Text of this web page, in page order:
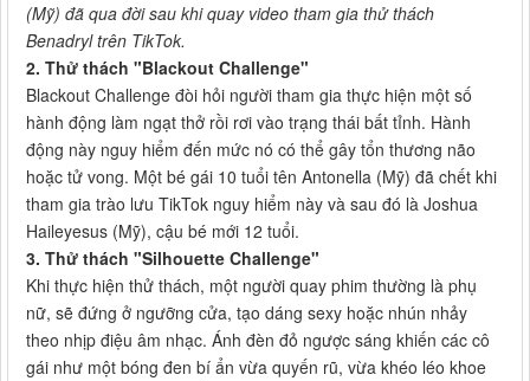
(Mỹ) đã qua đời sau khi quay video tham gia thử thách
Benadryl trên TikTok.
2. Thử thách "Blackout Challenge"
Blackout Challenge đòi hỏi người tham gia thực hiện một số
hành động làm ngạt thở rồi rơi vào trạng thái bất tỉnh. Hành
động này nguy hiểm đến mức nó có thể gây tổn thương não
hoặc tử vong. Một bé gái 10 tuổi tên Antonella (Mỹ) đã chết khi
tham gia trào lưu TikTok nguy hiểm này và sau đó là Joshua
Haileyesus (Mỹ), cậu bé mới 12 tuổi.
3. Thử thách "Silhouette Challenge"
Khi thực hiện thử thách, một người quay phim thường là phụ
nữ, sẽ đứng ở ngưỡng cửa, tạo dáng sexy hoặc nhún nhảy
theo nhịp điệu âm nhạc. Ánh đèn đỏ ngược sáng khiến các cô
gái như một bóng đen bí ẩn vừa quyến rũ, vừa khéo léo khoe